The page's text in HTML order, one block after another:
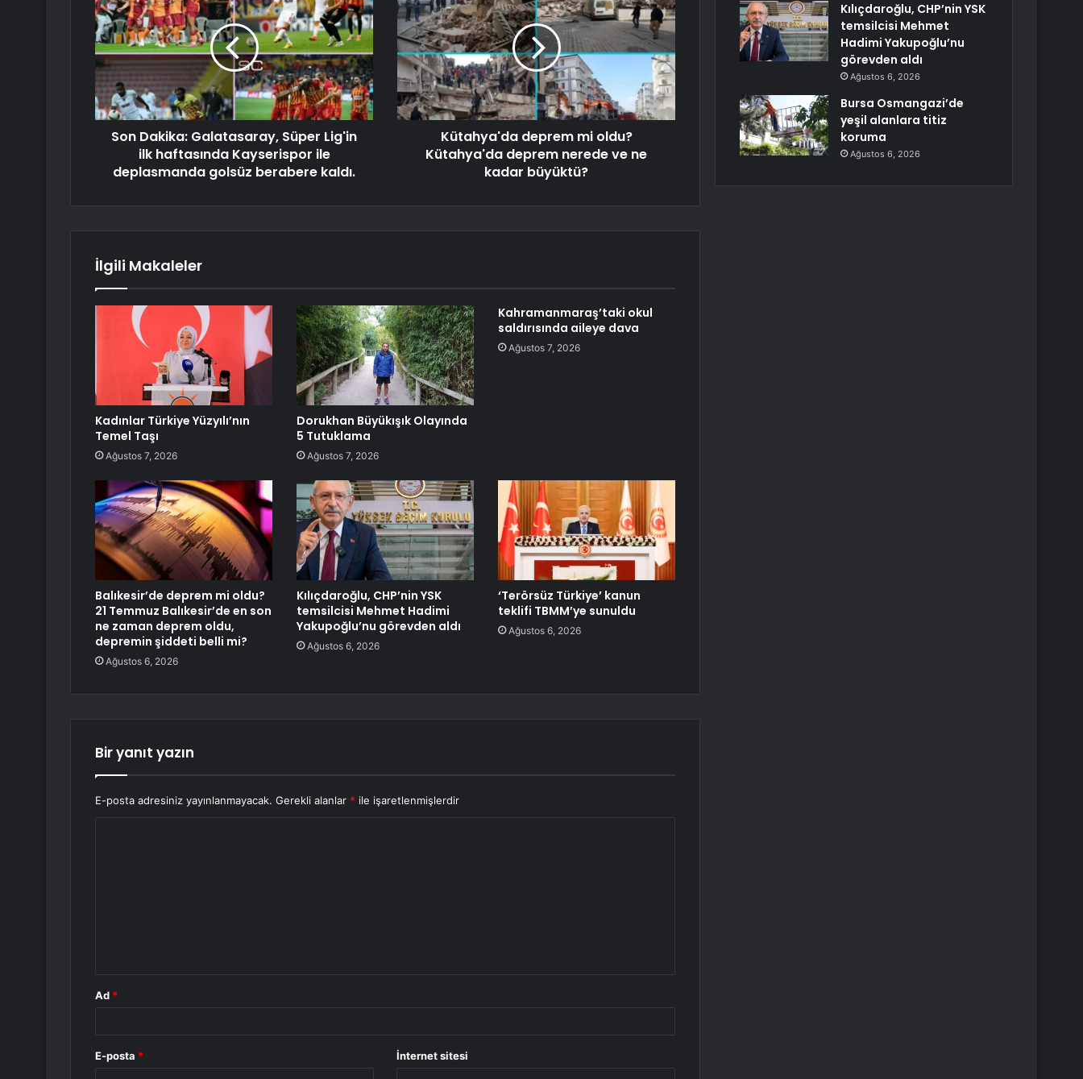
Son Dakika: Galatasaray, Süper Lig'in
ilk haftasında Kayserispor ile
deplasmanda golsüz berabere kaldı.
Kütahya'da deprem mi oldu?
Kütahya'da deprem nerede ve ne
kadar büyüktü?
İlgili Makaleler
Kadınlar Türkiye Yüzyılı’nın
Temel Taşı
Ağustos 7, 2026
Dorukhan Büyükışık Olayında
5 Tutuklama
Ağustos 7, 2026
Kahramanmaraş’taki okul
saldırısında aileye dava
Ağustos 7, 2026
Balıkesir’de deprem mi oldu?
21 Temmuz Balıkesir’de en son
ne zaman deprem oldu,
depremin şiddeti belli mi?
Ağustos 6, 2026
Kılıçdaroğlu, CHP’nin YSK
temsilcisi Mehmet Hadimi
Yakupoğlu’nu görevden aldı
Ağustos 6, 2026
‘Terörsüz Türkiye’ kanun
teklifi TBMM’ye sunuldu
Ağustos 6, 2026
Bir yanıt yazın
E-posta adresiniz yayınlanmayacak. Gerekli alanlar * ile işaretlenmişlerdir
Ad *
E-posta * İnternet sitesi
Kılıçdaroğlu, CHP’nin YSK
temsilcisi Mehmet
Hadimi Yakupoğlu’nu
görevden aldı
Ağustos 6, 2026
Bursa Osmangazi’de
yeşil alanlara titiz
koruma
Ağustos 6, 2026